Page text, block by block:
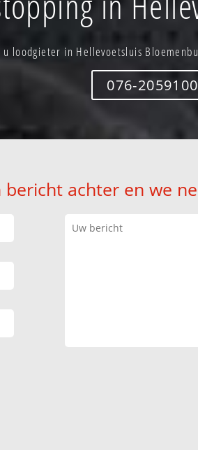
u loodgieter in Hellevoetsluis
076-2059100
bericht achter en we